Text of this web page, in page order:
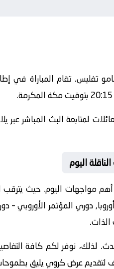
مع نادى دينامو تفليس. تقام
لمتابعة البث المباشر عبر
اليوم
مواجهات اليوم. حيث يترقب
أوروبا, دوري المؤتمر الأوروبي –
الذات.
نوفر لكم كافة التفاصيل
لتقديم عرض كروي يليق